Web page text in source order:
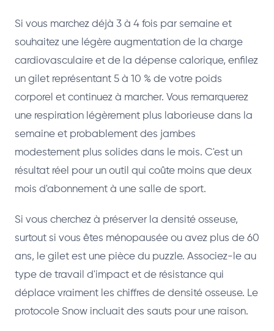
Si vous marchez déjà 3 à 4 fois par semaine et
souhaitez une légère augmentation de la charge
cardiovasculaire et de la dépense calorique, enfilez
un gilet représentant 5 à 10 % de votre poids
corporel et continuez à marcher. Vous remarquerez
une respiration légèrement plus laborieuse dans la
semaine et probablement des jambes
modestement plus solides dans le mois. C'est un
résultat réel pour un outil qui coûte moins que deux
mois d'abonnement à une salle de sport.
Si vous cherchez à préserver la densité osseuse,
surtout si vous êtes ménopausée ou avez plus de 60
ans, le gilet est une pièce du puzzle. Associez-le au
type de travail d'impact et de résistance qui
déplace vraiment les chiffres de densité osseuse. Le
protocole Snow incluait des sauts pour une raison.